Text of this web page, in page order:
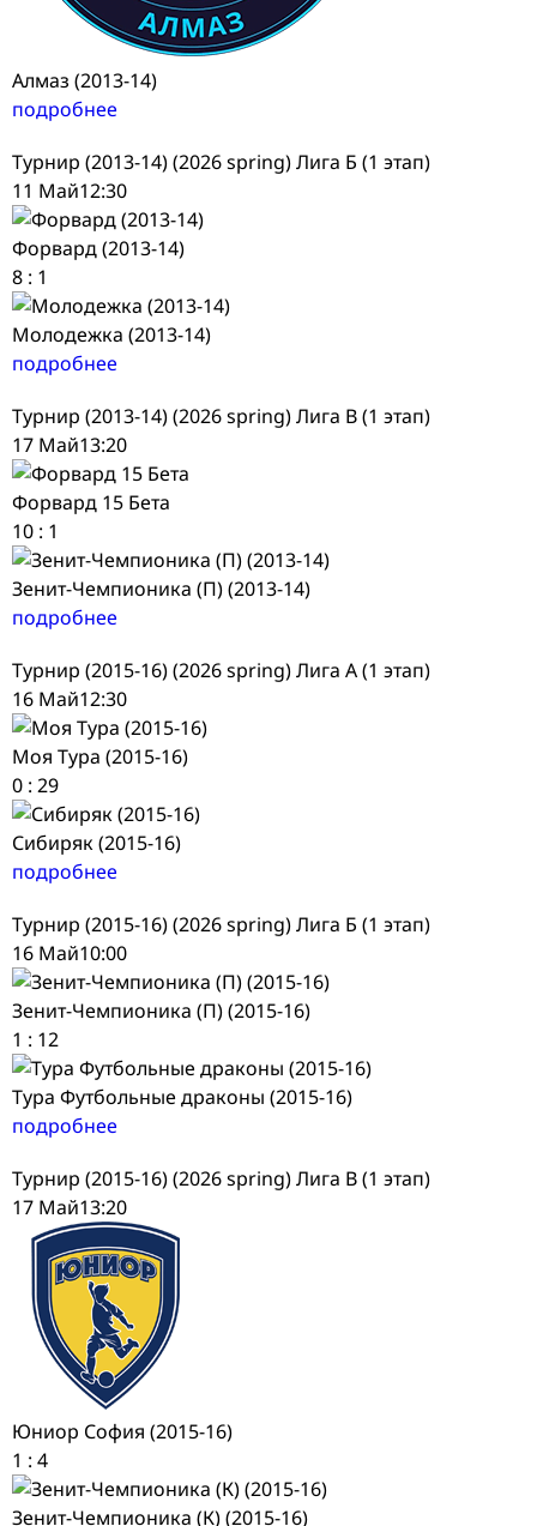
Алмаз (2013-14)
подробнее
Турнир (2013-14) (2026 spring) Лига Б (1 этап)
11 Май12:30
Форвард (2013-14)
8 : 1
Молодежка (2013-14)
подробнее
Турнир (2013-14) (2026 spring) Лига В (1 этап)
17 Май13:20
Форвард 15 Бета
10 : 1
Зенит-Чемпионика (П) (2013-14)
подробнее
Турнир (2015-16) (2026 spring) Лига А (1 этап)
16 Май12:30
Моя Тура (2015-16)
0 : 29
Сибиряк (2015-16)
подробнее
Турнир (2015-16) (2026 spring) Лига Б (1 этап)
16 Май10:00
Зенит-Чемпионика (П) (2015-16)
1 : 12
Тура Футбольные драконы (2015-16)
подробнее
Турнир (2015-16) (2026 spring) Лига В (1 этап)
17 Май13:20
Юниор София (2015-16)
1 : 4
Зенит-Чемпионика (К) (2015-16)